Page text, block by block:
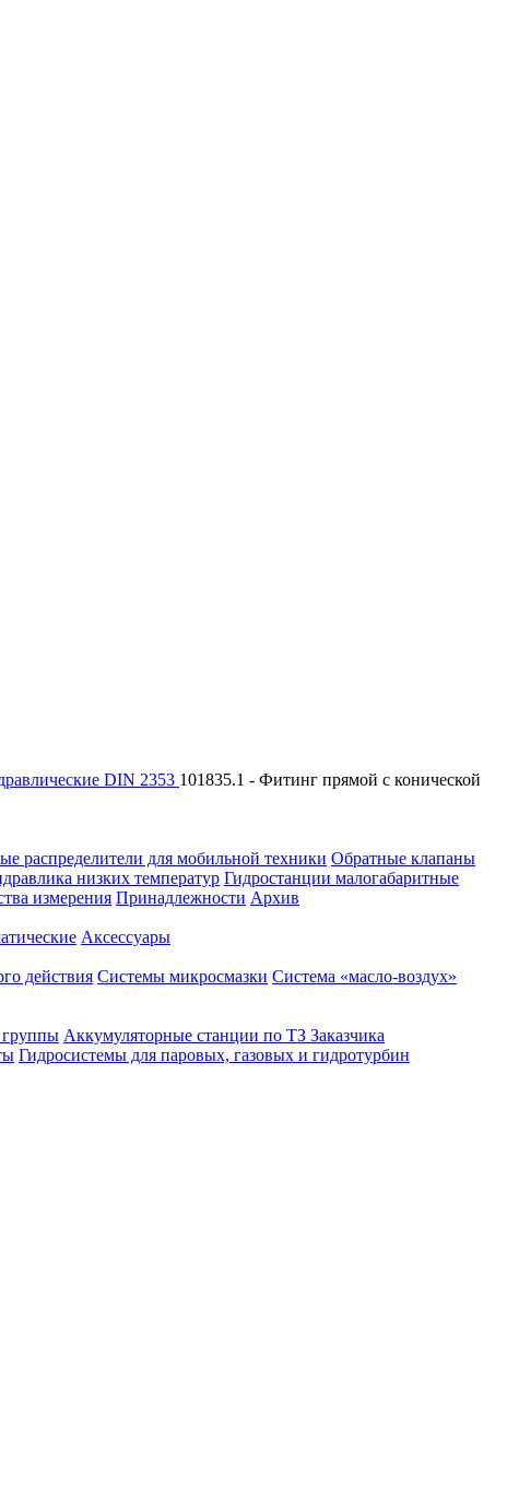
DIN 2353 101835.1 - Фитинг прямой с конической
распределители для мобильной техники Обратные клапаны
низких температур Гидростанции малогабаритные
измерения Принадлежности Архив
Аксессуары
действия Системы микросмазки Система «масло-воздух»
Аккумуляторные станции по ТЗ Заказчика
Гидросистемы для паровых, газовых и гидротурбин